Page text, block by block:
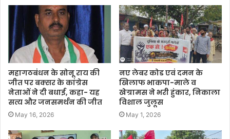
महागठबंधन के सोनू राय की
जीत पर बक्सर के कांग्रेस
नेताओं ने दी बधाई, कहा- यह
सत्य और जनसमर्थन की जीत
May 16, 2026
नए लेबर कोड एवं दमन के
खिलाफ भाकपा-माले व
खेग्रामस ने भरी हुंकार, निकाला
विशाल जुलूस
May 1, 2026